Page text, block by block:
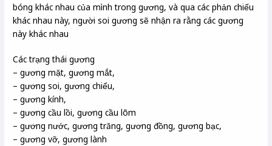
bóng khác nhau của mình trong gương, và qua các phản chiếu
khác nhau này, người soi gương sẽ nhận ra rằng các gương
này khác nhau
Các trạng thái gương
– gương mặt, gương mắt,
– gương soi, gương chiếu,
– gương kính,
– gương cầu lồi, gương cầu lõm
– gương nước, gương trăng, gương đồng, gương bạc,
– gương vỡ, gương lành